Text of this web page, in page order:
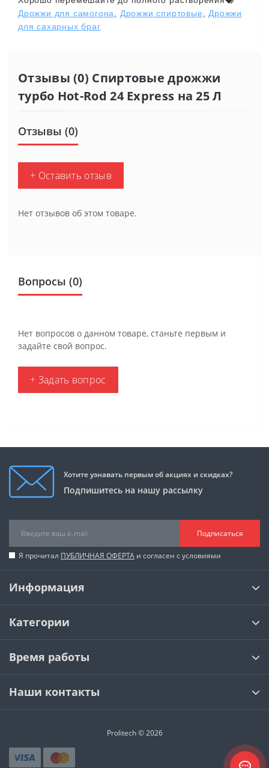
Дрожжи для самогона
Дрожжи спиртовые
Дрожжи
для сахарных браг
Отзывы (0) Спиртовые дрожжи
турбо Hot-Rod 24 Express на 25 Л
Отзывы (0)
+ Оставить отзыв
Нет отзывов об этом товаре.
Вопросы (0)
Нет вопросов о данном товаре, станьте первым и
задайте свой вопрос.
+ Задать вопрос
Хотите узнавать первым об акциях и скидках?
Подпишитесь на нашу рассылку
Подписаться
Я прочитал ПУБЛИЧНАЯ ОФЕРТА и согласен с условиями
Информация
Категории
Время работы
Наши контакты
Prolitech © 2026